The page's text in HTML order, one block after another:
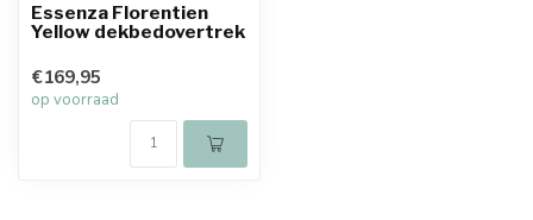
Essenza Florentien
Yellow dekbedovertrek
€169,95
op voorraad